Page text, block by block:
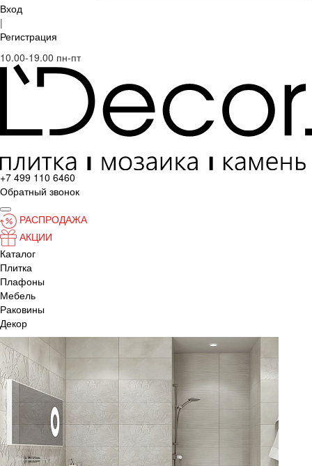
Вход
|
Регистрация
10.00-19.00 пн-пт
+7 499 110 6460
Обратный звонок
РАСПРОДАЖА
АКЦИИ
Каталог
Плитка
Плафоны
Мебель
Раковины
Декор